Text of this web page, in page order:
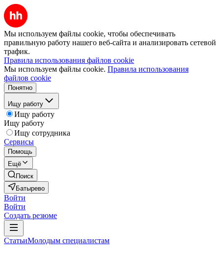
Мы используем файлы cookie, чтобы обеспечивать
правильную работу нашего веб-сайта и анализировать сетевой
трафик.
Правила использования файлов cookie
Мы используем файлы cookie. Правила использования
файлов cookie
Понятно
Ищу работу
Ищу работу
Ищу работу
Ищу сотрудника
Сервисы
Помощь
Ещё
Поиск
Батырево
Войти
Войти
Создать резюме
СтатьиМолодым специалистам